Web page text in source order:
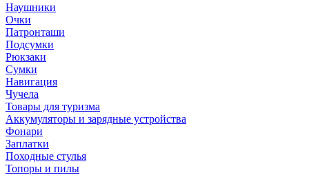
Наушники
Очки
Патронташи
Подсумки
Рюкзаки
Сумки
Навигация
Чучела
Товары для туризма
Аккумуляторы и зарядные устройства
Фонари
Заплатки
Походные стулья
Топоры и пилы